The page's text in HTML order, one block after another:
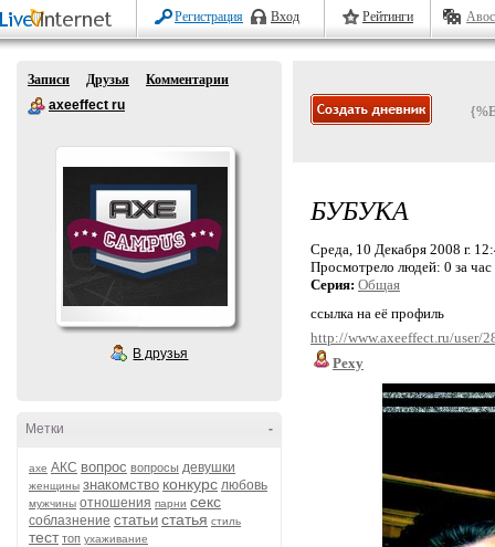
Регистрация Вход Рейтинги
Записи Друзья
Комментарии
axeeffect ru
В друзья
-
Метки
axe АКС вопрос вопросы девушки
женщины знакомство конкурс любовь
мужчины отношения парни секс
соблазнение статьи статья стиль
тест топ ухаживание
БУБУКА
Среда, 10 Декабря 2008 г.
Просмотрело людей: 0 за
Серия: Общая
ссылка на её профиль
http://www.axeeffect.ru/user/
Pexy